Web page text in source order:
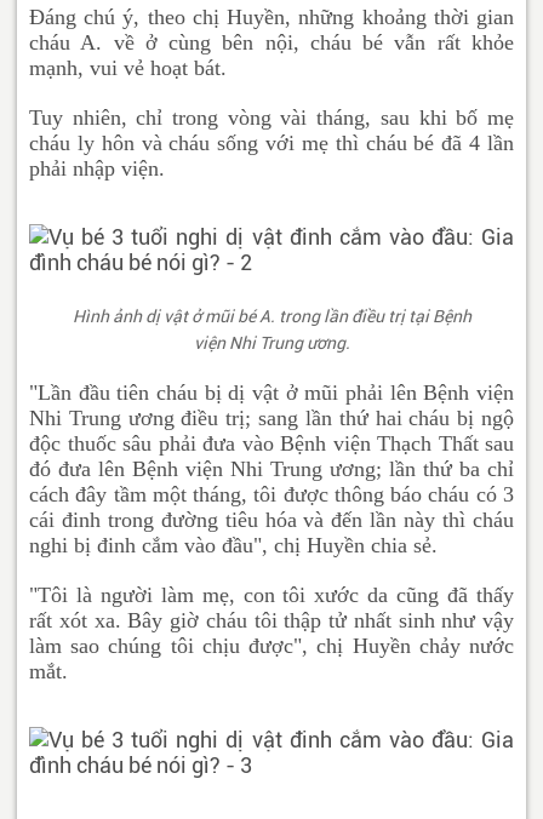
Đáng chú ý, theo chị Huyền, những khoảng thời gian
cháu A. về ở cùng bên nội, cháu bé vẫn rất khỏe
mạnh, vui vẻ hoạt bát.
Tuy nhiên, chỉ trong vòng vài tháng, sau khi bố mẹ
cháu ly hôn và cháu sống với mẹ thì cháu bé đã 4 lần
phải nhập viện.
Hình ảnh dị vật ở mũi bé A. trong lần điều trị tại Bệnh
viện Nhi Trung ương.
"Lần đầu tiên cháu bị dị vật ở mũi phải lên Bệnh viện
Nhi Trung ương điều trị; sang lần thứ hai cháu bị ngộ
độc thuốc sâu phải đưa vào Bệnh viện Thạch Thất sau
đó đưa lên Bệnh viện Nhi Trung ương; lần thứ ba chỉ
cách đây tầm một tháng, tôi được thông báo cháu có 3
cái đinh trong đường tiêu hóa và đến lần này thì cháu
nghi bị đinh cắm vào đầu", chị Huyền chia sẻ.
"Tôi là người làm mẹ, con tôi xước da cũng đã thấy
rất xót xa. Bây giờ cháu tôi thập tử nhất sinh như vậy
làm sao chúng tôi chịu được", chị Huyền chảy nước
mắt.